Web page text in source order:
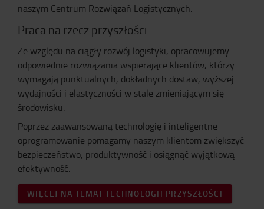
naszym Centrum Rozwiązań Logistycznych.
Praca na rzecz przyszłości
Ze względu na ciągły rozwój logistyki, opracowujemy
odpowiednie rozwiązania wspierające klientów, którzy
wymagają punktualnych, dokładnych dostaw, wyższej
wydajności i elastyczności w stale zmieniającym się
środowisku.
Poprzez zaawansowaną technologię i inteligentne
oprogramowanie pomagamy naszym klientom zwiększyć
bezpieczeństwo, produktywność i osiągnąć wyjątkową
efektywność.
WIĘCEJ NA TEMAT TECHNOLOGII PRZYSZŁOŚCI